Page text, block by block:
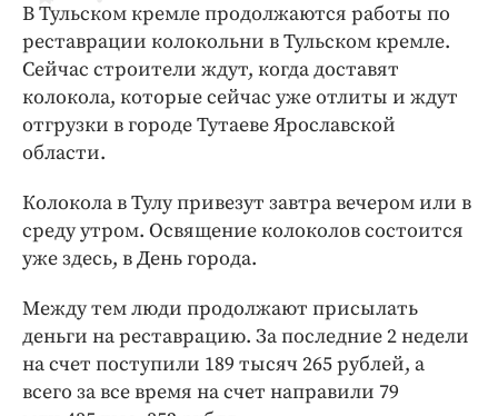
ДоброЦентр
Голодный шпион
В Тульском кремле продолжаются работы по
реставрации колокольни в Тульском кремле.
Сейчас строители ждут, когда доставят
колокола, которые сейчас уже отлиты и ждут
отгрузки в городе Тутаеве Ярославской
области.
Колокола в Тулу привезут завтра вечером или в
среду утром. Освящение колоколов состоится
уже здесь, в День города.
Между тем люди продолжают присылать
деньги на реставрацию. За последние 2 недели
на счет поступили 189 тысяч 265 рублей, а
всего за все время на счет направили 79